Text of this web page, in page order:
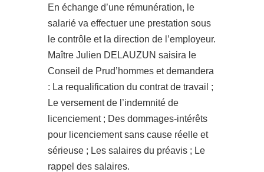
En échange d’une rémunération, le
salarié va effectuer une prestation sous
le contrôle et la direction de l’employeur.
Maître Julien DELAUZUN saisira le
Conseil de Prud’hommes et demandera
: La requalification du contrat de travail ;
Le versement de l’indemnité de
licenciement ; Des dommages-intérêts
pour licenciement sans cause réelle et
sérieuse ; Les salaires du préavis ; Le
rappel des salaires.